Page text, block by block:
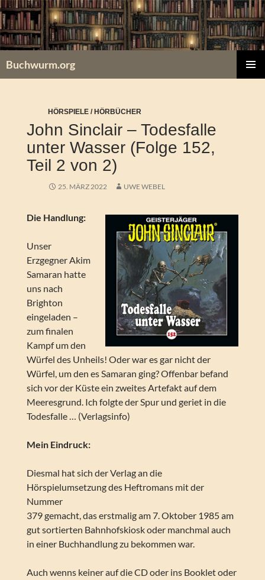
Zum
Inhalt
springen
Buchwurm.org
HÖRSPIELE / HÖRBÜCHER
John Sinclair – Todesfalle
unter Wasser (Folge 152,
Teil 2 von 2)
25. MÄRZ 2022 UWE WEBEL
Die Handlung:
Unser
Erzgegner Akim
Samaran hatte
uns nach
Brighton
eingeladen –
zum finalen
Kampf um den
Würfel des Unheils! Oder war es gar nicht der
Würfel, um den es Samaran ging? Offenbar befand
sich vor der Küste ein zweites Artefakt auf dem
Meeresgrund. Ich folgte der Spur und geriet in die
Todesfalle … (Verlagsinfo)
Mein Eindruck:
Diesmal hat sich der Verlag an die
Hörspielumsetzung des Heftromans mit der
Nummer
379 gemacht, das erstmalig am 7. Oktober 1985 am
gut sortierten Bahnhofskiosk oder manchmal auch
in einer Buchhandlung zu bekommen war.
Auch wenns keiner auf die CD oder ins Booklet oder